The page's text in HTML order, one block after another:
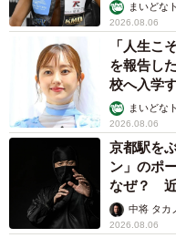
まいどな
2026.08.06
「人生こ
を報告し
校へ入学
まいどな
2026.08.06
京都駅を
ン」のポ
なぜ？
未熟」中将 タカ
2026.08.06